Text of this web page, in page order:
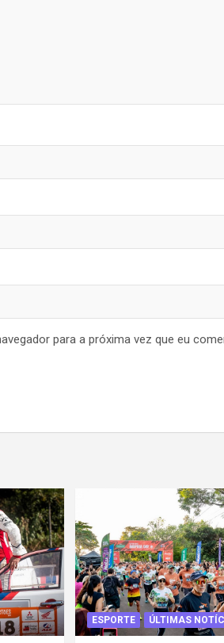
para a próxima vez que eu
ESPORTE ÚLTIMAS